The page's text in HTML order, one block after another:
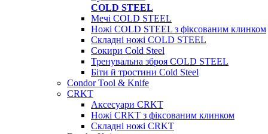
COLD STEEL
Мечі COLD STEEL
Ножі COLD STEEL з фіксованим клинком
Складні ножі COLD STEEL
Сокири Cold Steel
Тренувальна зброя COLD STEEL
Біти й тростини Cold Steel
Condor Tool & Knife
CRKT
Аксесуари CRKT
Ножі CRKT з фіксованим клинком
Складні ножі CRKT